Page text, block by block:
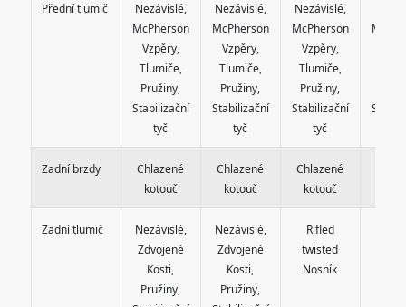
Přední tlumič
Nezávislé,
McPherson
Vzpěry,
Tlumiče,
Pružiny,
Stabilizační
tyč
Nezávislé,
McPherson
Vzpěry,
Tlumiče,
Pružiny,
Stabilizační
tyč
Nezávislé,
McPherson
Vzpěry,
Tlumiče,
Pružiny,
Stabilizační
tyč
Zadní brzdy
Chlazené
kotouč
Chlazené
kotouč
Chlazené
kotouč
Zadní tlumič
Nezávislé,
Zdvojené
Kosti,
Pružiny,
Nezávislé,
Zdvojené
Kosti,
Pružiny,
Rifled
twisted
Nosník